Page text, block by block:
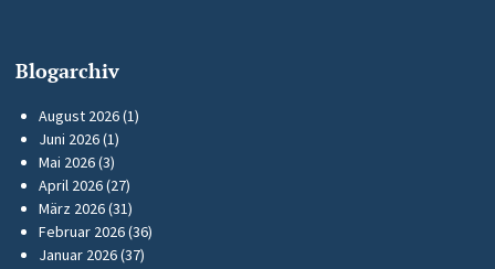
Blogarchiv
August 2026(1)
Juni 2026(1)
Mai 2026(3)
April 2026(27)
März 2026(31)
Februar 2026(36)
Januar 2026(37)